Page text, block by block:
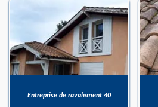
Entreprise de ravalement 40